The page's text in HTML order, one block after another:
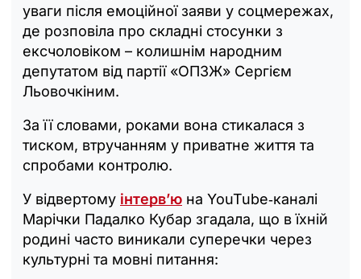
уваги після емоційної заяви у соцмережах,
де розповіла про складні стосунки з
ексчоловіком – колишнім народним
депутатом від партії «ОПЗЖ» Сергієм
Льовочкіним.
За її словами, роками вона стикалася з
тиском, втручанням у приватне життя та
спробами контролю.
У відвертому інтерв’ю на YouTube‑каналі
Марічки Падалко Кубар згадала, що в їхній
родині часто виникали суперечки через
культурні та мовні питання: